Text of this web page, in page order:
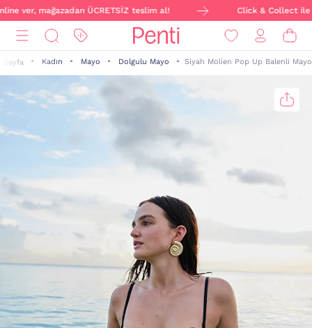
ver, mağazadan ÜCRETSİZ teslim al! Click & Collect ile
Sayfa Kadın Mayo Dolgulu Mayo Siyah Molien Pop Up Balenli Mayo